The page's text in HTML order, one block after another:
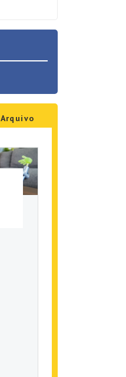
Arquivo